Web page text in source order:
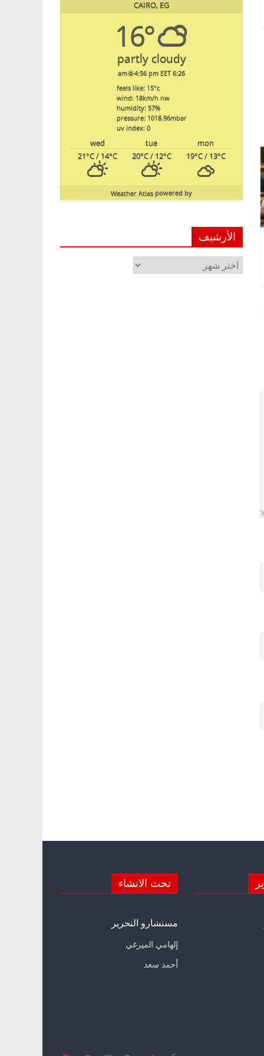
CAIRO, EG
16°
partly cloudy
6:26 am
4:56 pm EET
feels like: 15°c
wind: 18km/h nw
humidity: 57%
pressure: 1018.96mbar
uv index: 0
mon
tue
wed
19°C/ 13°C
20°C/ 12°C
21°C/ 14°C
powered by
Weather Atlas
الأرشيف
الأرشيف
تحت الانشاء
مستشارو التحرير
إلهامي الميرغي
أحمد سعد